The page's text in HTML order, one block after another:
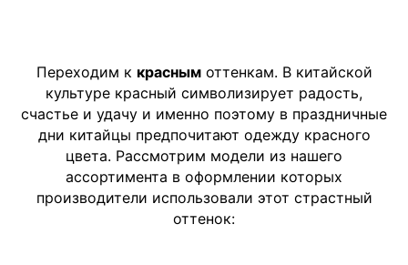
Переходим к краснымоттенкам. В китайской
культуре красный символизирует радость,
счастье и удачу и именно поэтому в праздничные
дни китайцы предпочитают одежду красного
цвета. Рассмотрим модели из нашего
ассортимента в оформлении которых
производители использовали этот страстный
оттенок: